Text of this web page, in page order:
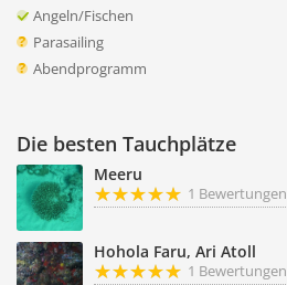
Angeln/Fischen
Parasailing
Abendprogramm
Die besten Tauchplätze
Meeru
1 Bewertungen
Hohola Faru, Ari Atoll
1 Bewertungen